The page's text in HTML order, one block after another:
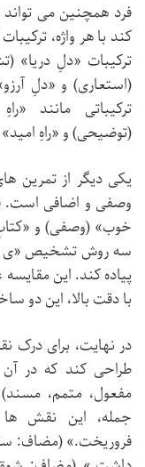
فرد همچنین می تواند
کند با هر واژه،
ترکیبات «دلِ
(استعاری) و «دلِ آرزو»
ترکیباتی مانند
(توضیحی) و «راهِ امید»
یکی دیگر از تمرین
وصفی و اضافی است.
خوب» (وصفی) و «کتابِ
سه روش تشخیص «ی
پیاده کند. این
با دقت بالا، این دو
در نهایت، برای درک
طراحی کند که در
مفعول، متمم،
جمله، این نقش
فروریخت.» (مضاف: